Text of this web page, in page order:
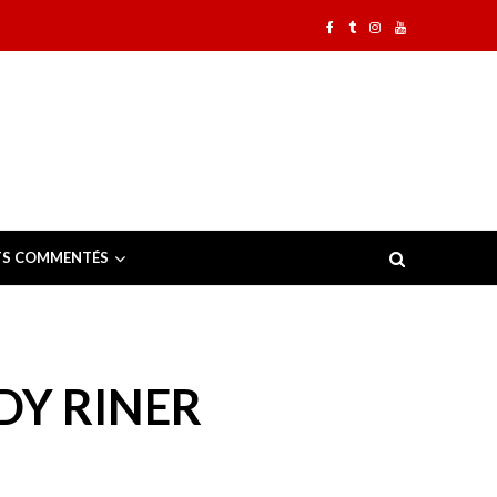
COMMENTÉS
RINER